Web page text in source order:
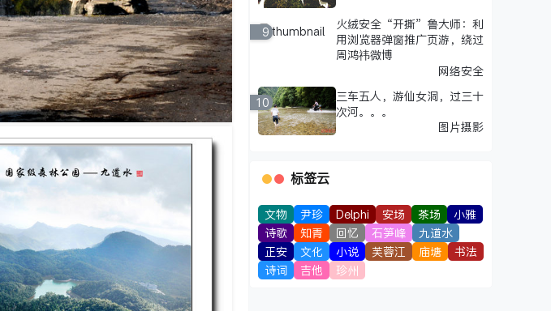
9
火绒安全“开撕”鲁大师：利
用浏览器弹窗推广页游，绕过
周鸿祎微博
网络安全
10
三车五人，游仙女洞，过三十
次河。。。
图片摄影
标签云
文物 尹珍 Delphi 安场 茶场
小雅
诗歌
知青 回忆 石笋峰
九道水
正安
文化 小说 芙蓉江 庙塘
书法
诗词
吉他 珍州